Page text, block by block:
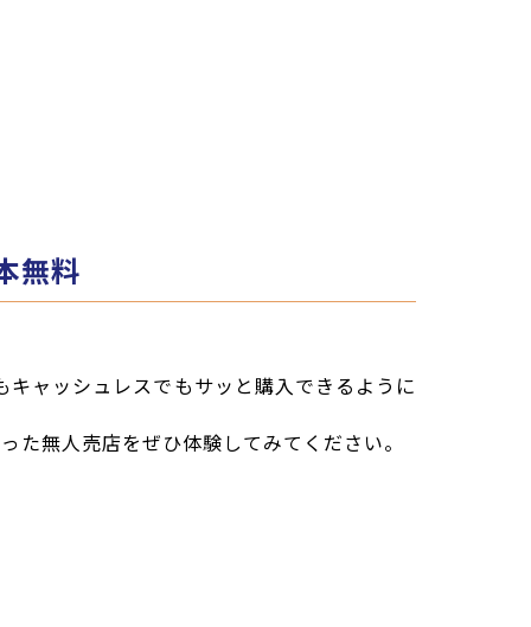
無料
ャッシュレスでもサッと購入できるように
た無人売店をぜひ体験してみてください。